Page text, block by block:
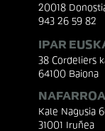
20018
943 26 59 82
IPAR
38 Cordeliers
64100 Baiona
NAFARROA
Kale Nagusia
31001 Iruñea